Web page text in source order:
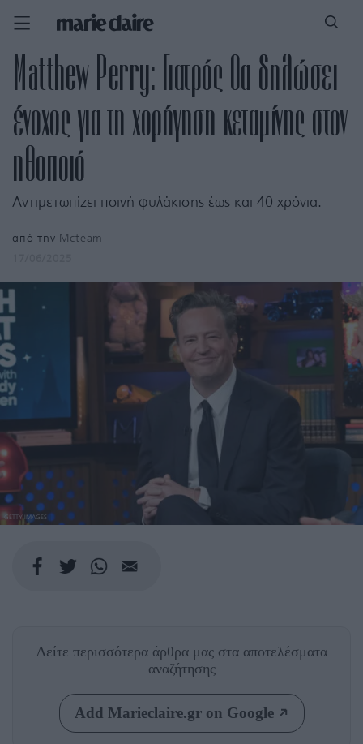
Matthew Perry: Γιατρός θα δηλώσει
ένοχος για τη χορήγηση κεταμίνης στον
ηθοποιό
Αντιμετωπίζει ποινή φυλάκισης έως και 40 χρόνια.
από την Mcteam
GETTY IMAGES
Δείτε περισσότερα άρθρα μας στα αποτελέσματα
αναζήτησης
Add Marieclaire.gr on Google